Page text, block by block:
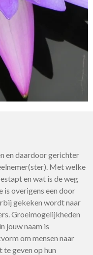
en daardoor gerichter
Met welke
en wat is de weg
is overigens een door
gekeken wordt naar
Groeimogelijkheden
jouw naam is
om mensen naar
geven op hun